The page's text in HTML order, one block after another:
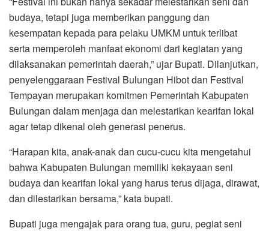
budaya, tetapi juga memberikan panggung dan
kesempatan kepada para pelaku UMKM untuk terlibat
serta memperoleh manfaat ekonomi dari kegiatan yang
dilaksanakan pemerintah daerah,” ujar Bupati. Dilanjutkan,
penyelenggaraan Festival Bulungan Hibot dan Festival
Tempayan merupakan komitmen Pemerintah Kabupaten
Bulungan dalam menjaga dan melestarikan kearifan lokal
agar tetap dikenal oleh generasi penerus.
“Harapan kita, anak-anak dan cucu-cucu kita mengetahui
bahwa Kabupaten Bulungan memiliki kekayaan seni
budaya dan kearifan lokal yang harus terus dijaga, dirawat,
dan dilestarikan bersama,” kata bupati.
Bupati juga mengajak para orang tua, guru, pegiat seni